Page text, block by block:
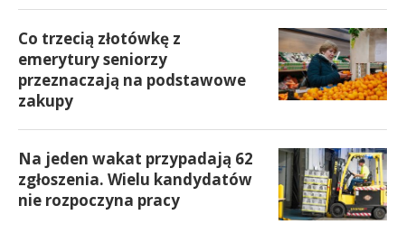
Co trzecią złotówkę z
emerytury seniorzy
przeznaczają na podstawowe
zakupy
Na jeden wakat przypadają 62
zgłoszenia. Wielu kandydatów
nie rozpoczyna pracy